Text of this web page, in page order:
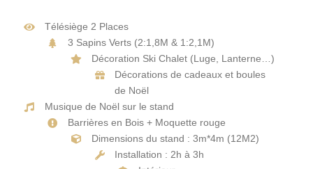
Télésiège 2 Places
3 Sapins Verts (2:1,8M & 1:2,1M)
Décoration Ski Chalet (Luge, Lanterne…)
Décorations de cadeaux et boules
de Noël
Musique de Noël sur le stand
Barrières en Bois + Moquette rouge
Dimensions du stand : 3m*4m (12M2)
Installation : 2h à 3h